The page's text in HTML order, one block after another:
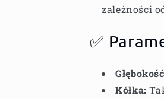
zależności
✅
Kółka: